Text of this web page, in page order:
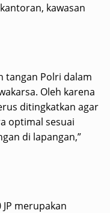
kawasan
tangan Polri dalam
Oleh karena
ditingkatkan agar
optimal sesuai
di lapangan,”
merupakan